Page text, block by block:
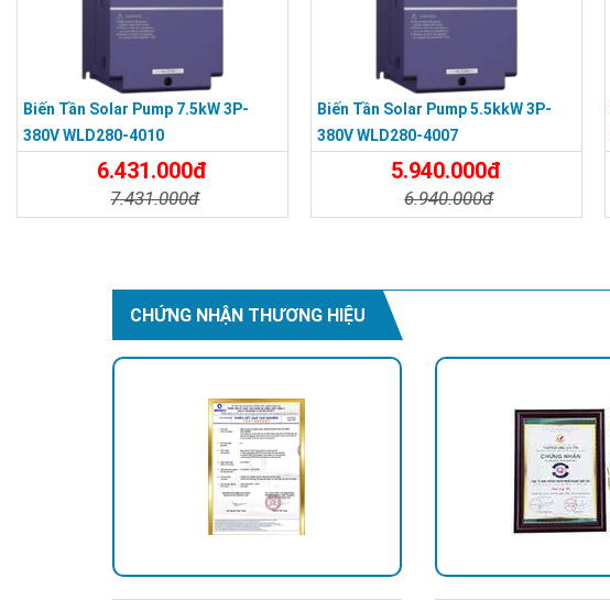
Biến Tần Solar Pump 7.5kW 3P-
380V WLD280-4010
6.431.000đ
7.431.000đ
Biến Tần Solar Pump 5.5kkW 3P-
380V WLD280-4007
5.940.000đ
6.940.000đ
CHỨNG NHẬN THƯƠNG HIỆU